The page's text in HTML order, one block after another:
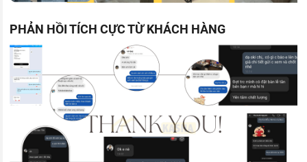
PHẢN HỒI TÍCH CỰC TỪ KHÁCH HÀNG